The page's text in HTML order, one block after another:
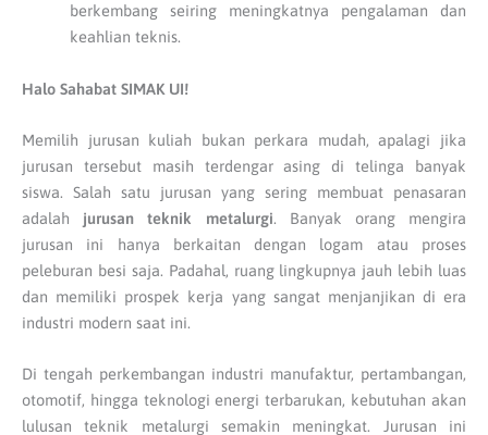
berkembang seiring meningkatnya pengalaman dan
keahlian teknis.
Halo Sahabat SIMAK UI!
Memilih jurusan kuliah bukan perkara mudah, apalagi jika
jurusan tersebut masih terdengar asing di telinga banyak
siswa. Salah satu jurusan yang sering membuat penasaran
adalah jurusan teknik metalurgi. Banyak orang mengira
jurusan ini hanya berkaitan dengan logam atau proses
peleburan besi saja. Padahal, ruang lingkupnya jauh lebih luas
dan memiliki prospek kerja yang sangat menjanjikan di era
industri modern saat ini.
Di tengah perkembangan industri manufaktur, pertambangan,
otomotif, hingga teknologi energi terbarukan, kebutuhan akan
lulusan teknik metalurgi semakin meningkat. Jurusan ini